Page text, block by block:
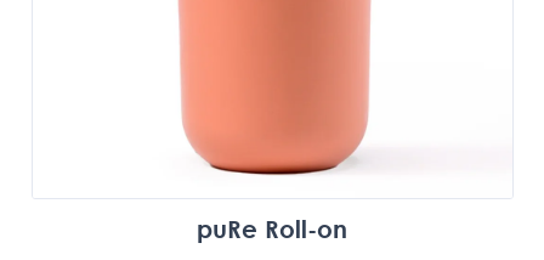
puRe Roll-on